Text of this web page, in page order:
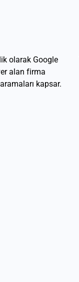
olarak Google
alan firma
kapsar.